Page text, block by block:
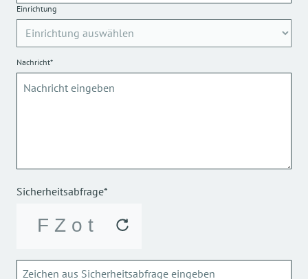
Einrichtung
Nachricht*
Sicherheitsabfrage*